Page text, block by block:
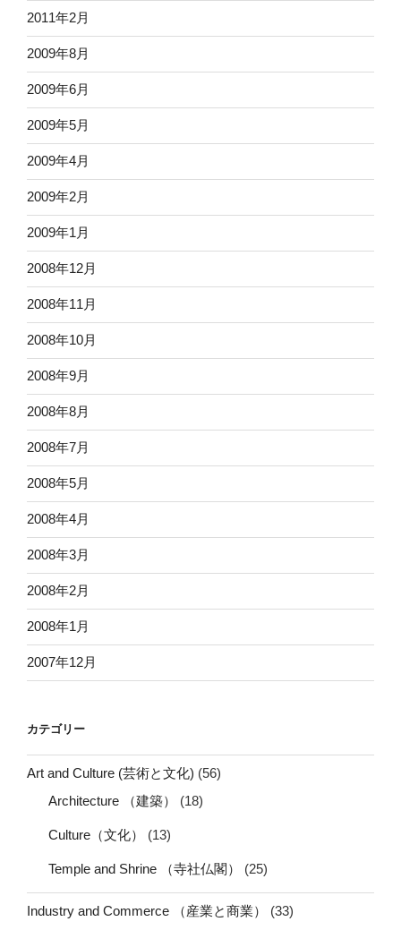
2011年2月
2009年8月
2009年6月
2009年5月
2009年4月
2009年2月
2009年1月
2008年12月
2008年11月
2008年10月
2008年9月
2008年8月
2008年7月
2008年5月
2008年4月
2008年3月
2008年2月
2008年1月
2007年12月
カテゴリー
Art and Culture (芸術と文化) (56)
Architecture （建築）
(18)
Culture（文化） (13)
Temple and Shrine （寺社仏閣） (25)
Industry and Commerce （産業と商業）
(33)